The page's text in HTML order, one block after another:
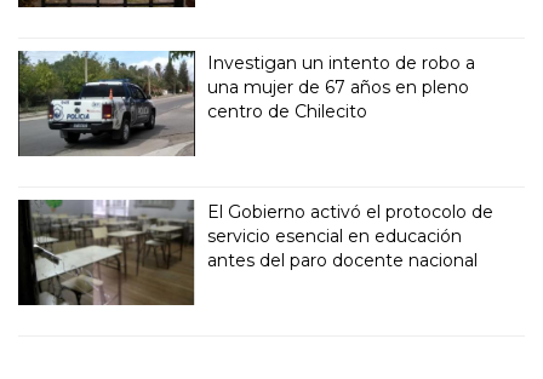
Investigan un intento de robo a
una mujer de 67 años en pleno
centro de Chilecito
El Gobierno activó el protocolo de
servicio esencial en educación
antes del paro docente nacional